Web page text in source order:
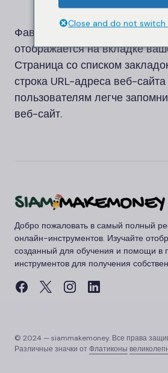
Фавикон — это небольшой
отображается на вкладке
Страница со списком
строка URL-адреса веб-
пользователям легче
веб-сайт.
Добро пожаловать в самый полный
онлайн-инструментов. Изучайте
созданный для обучения и помощи в
инструментов для получения
© 2024 — siammakemoney. Все права
Различные значки отФлатиконы
Close and do not switch